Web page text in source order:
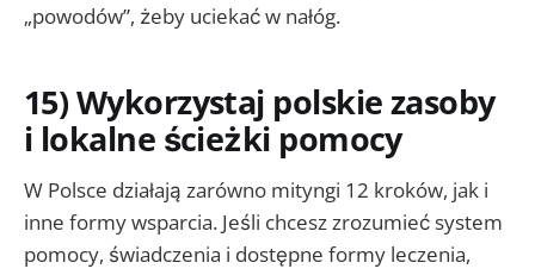
„powodów”, żeby uciekać w nałóg.
15) Wykorzystaj polskie zasoby
i lokalne ścieżki pomocy
W Polsce działają zarówno mityngi 12 kroków, jak i
inne formy wsparcia. Jeśli chcesz zrozumieć system
pomocy, świadczenia i dostępne formy leczenia,